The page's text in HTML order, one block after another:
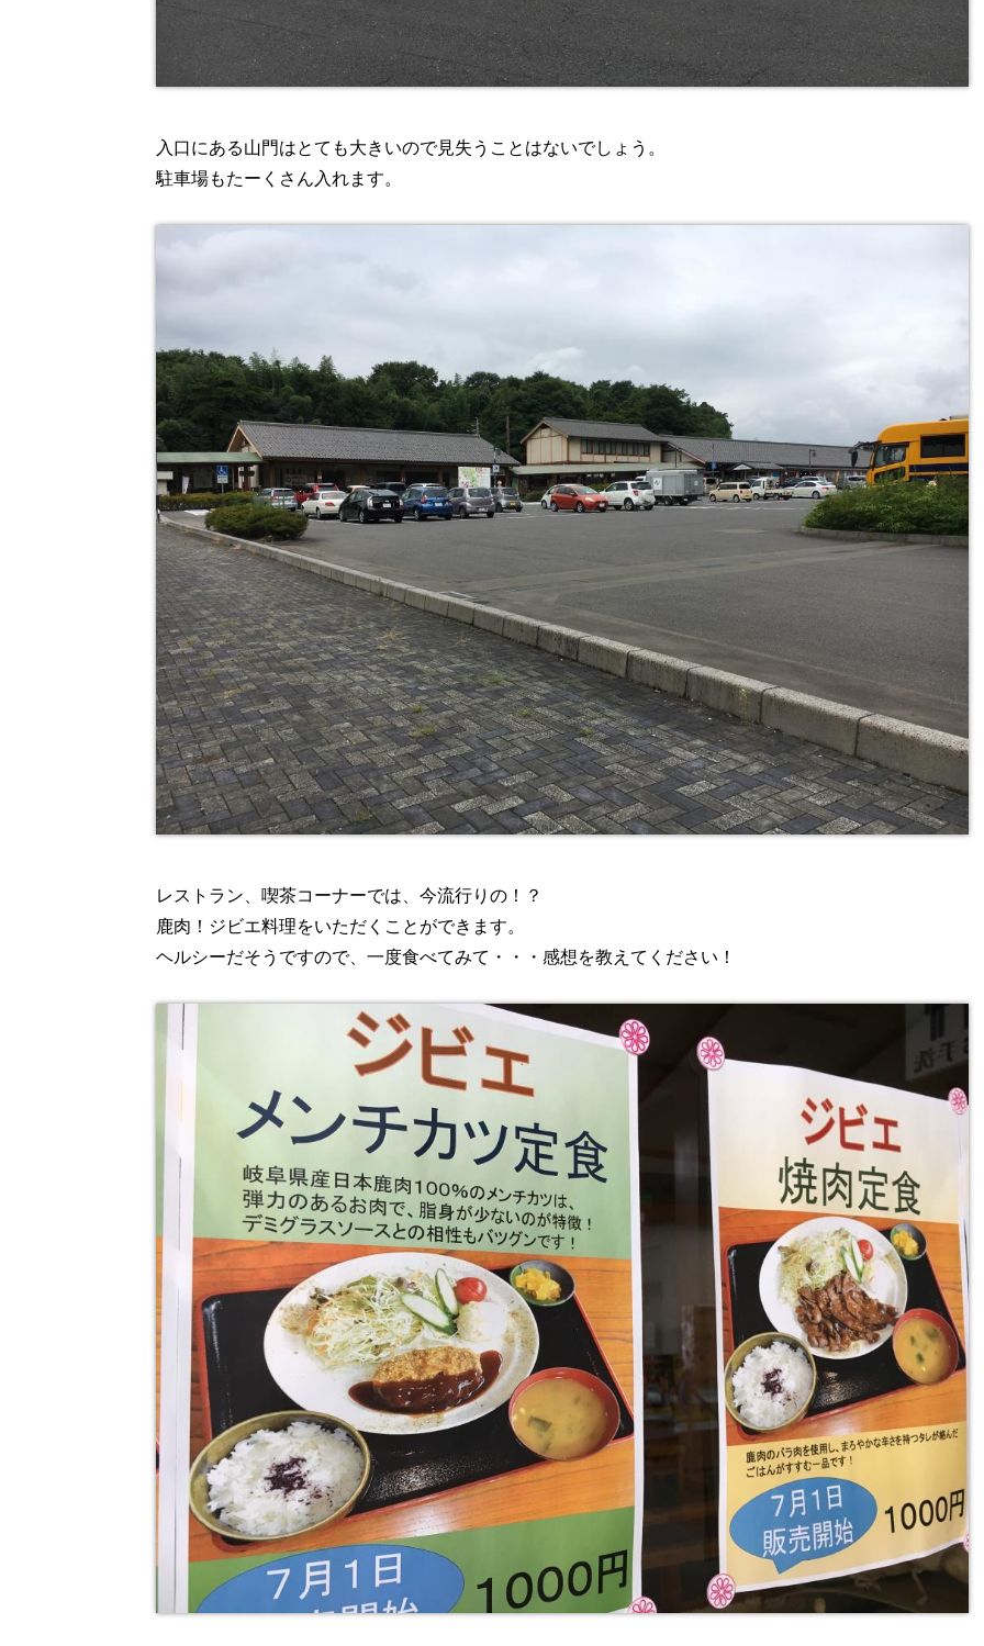
入口にある山門はとても大きいので見失うことはないでしょう。
駐車場もたーくさん入れます。
レストラン、喫茶コーナーでは、今流行りの！？
鹿肉！ジビエ料理をいただくことができます。
ヘルシーだそうですので、一度食べてみて・・・感想を教えてください！